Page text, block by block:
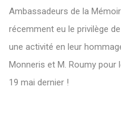
Ambassadeurs de la
récemment eu le privilège
une activité en leur
Monneris et M. Roumy
19 mai dernier !